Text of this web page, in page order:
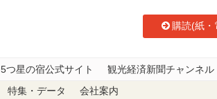
購読(紙
5つ星の宿公式サイト 観光経済新聞チャンネル
特集・データ 会社案内